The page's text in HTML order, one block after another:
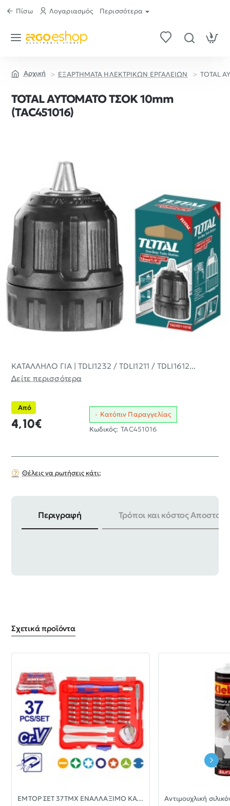
Πίσω Λογαριασμός Περισσότερα
ΕΞΑΡΤΗΜΑΤΑ ΗΛΕΚΤΡΙΚΩΝ ΕΡΓΑΛΕΙΩΝ TOTAL
TOTAL ΑΥΤΟΜΑΤΟ ΤΣΟΚ 10mm
(TAC451016)
ΚΑΤΑΛΛΗΛΟ ΓΙΑ | TDLI1232 / TDLI1211 / TDLI1612...
Δείτε περισσότερα
Από
4,10€
Κατόπιν Παραγγελίας
Κωδικός: TAC451016
Θέλεις να ρωτήσεις κάτι;
Περιγραφή Τρόποι και κόστος
ΚΑΤΑΛΛΗΛΟ ΓΙΑ | TDLI1232 / TDLI1211 / TDLI1612
Σχετικά προϊόντα
-30%EMTOP ΣΕΤ 37ΤΜΧ ΕΝΑΛΛΑΞΙΜΟ ΚΑΤΣΑΒΙΔΙ ΜΕ ΜΥΤΕΣ EBST03702